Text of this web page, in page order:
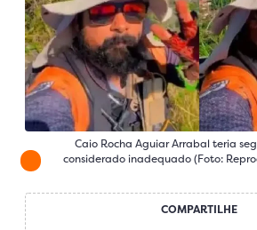
Caio Rocha Aguiar Arrabal teria
considerado inadequado (Foto:
COMPARTILHE